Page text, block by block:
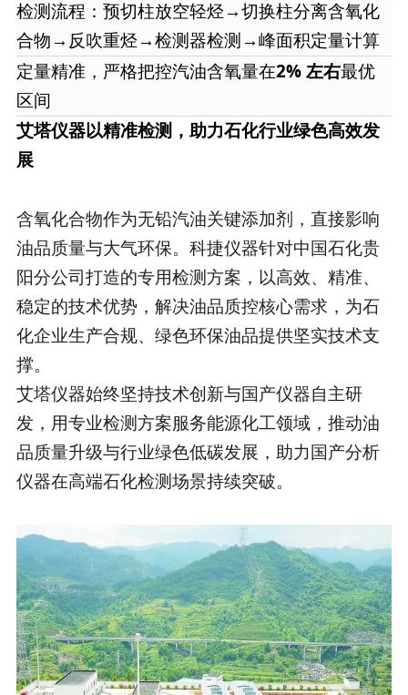
检测流程：预切柱放空轻烃→切换柱分离含氧化
合物→反吹重烃→检测器检测→峰面积定量计算
定量精准，严格把控汽油含氧量在2% 左右最优
区间
艾塔仪器以精准检测，助力石化行业绿色高效发
展
含氧化合物作为无铅汽油关键添加剂，直接影响
油品质量与大气环保。科捷仪器针对中国石化贵
阳分公司打造的专用检测方案，以高效、精准、
稳定的技术优势，解决油品质控核心需求，为石
化企业生产合规、绿色环保油品提供坚实技术支
撑。
艾塔仪器始终坚持技术创新与国产仪器自主研
发，用专业检测方案服务能源化工领域，推动油
品质量升级与行业绿色低碳发展，助力国产分析
仪器在高端石化检测场景持续突破。